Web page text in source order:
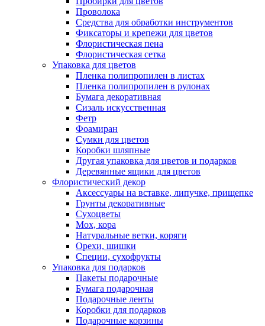
Проволока
Средства для обработки инструментов
Фиксаторы и крепежи для цветов
Флористическая пена
Флористическая сетка
Упаковка для цветов
Пленка полипропилен в листах
Пленка полипропилен в рулонах
Бумага декоративная
Сизаль искусственная
Фетр
Фоамиран
Сумки для цветов
Коробки шляпные
Другая упаковка для цветов и подарков
Деревянные ящики для цветов
Флористический декор
Аксессуары на вставке, липучке, прищепке
Грунты декоративные
Сухоцветы
Мох, кора
Натуральные ветки, коряги
Орехи, шишки
Специи, сухофрукты
Упаковка для подарков
Пакеты подарочные
Бумага подарочная
Подарочные ленты
Коробки для подарков
Подарочные корзины